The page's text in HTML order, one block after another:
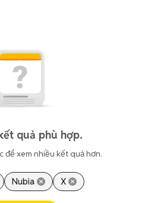
quả phù hợp.
để xem nhiều kết quả hơn.
Nubia X